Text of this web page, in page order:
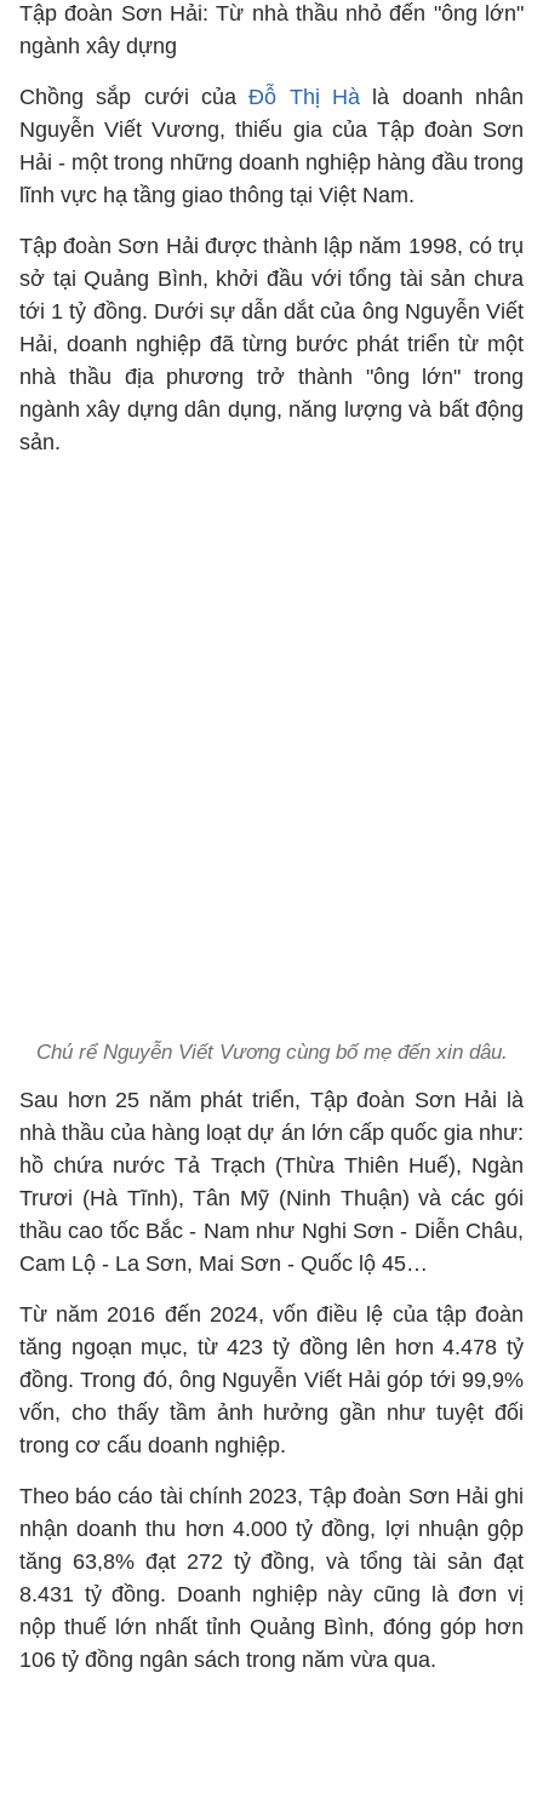
Tập đoàn Sơn Hải: Từ nhà thầu nhỏ đến "ông lớn"
ngành xây dựng
Chồng sắp cưới củaĐỗ Thị Hà là doanh nhân
Nguyễn Viết Vương, thiếu gia của Tập đoàn Sơn
Hải - một trong những doanh nghiệp hàng đầu trong
lĩnh vực hạ tầng giao thông tại Việt Nam.
Tập đoàn Sơn Hải được thành lập năm 1998, có trụ
sở tại Quảng Bình, khởi đầu với tổng tài sản chưa
tới 1 tỷ đồng. Dưới sự dẫn dắt của ông Nguyễn Viết
Hải, doanh nghiệp đã từng bước phát triển từ một
nhà thầu địa phương trở thành "ông lớn" trong
ngành xây dựng dân dụng, năng lượng và bất động
sản.
Chú rể Nguyễn Viết Vương cùng bố mẹ đến xin dâu.
Sau hơn 25 năm phát triển, Tập đoàn Sơn Hải là
nhà thầu của hàng loạt dự án lớn cấp quốc gia như:
hồ chứa nước Tả Trạch (Thừa Thiên Huế), Ngàn
Trươi (Hà Tĩnh), Tân Mỹ (Ninh Thuận) và các gói
thầu cao tốc Bắc - Nam như Nghi Sơn - Diễn Châu,
Cam Lộ - La Sơn, Mai Sơn - Quốc lộ 45…
Từ năm 2016 đến 2024, vốn điều lệ của tập đoàn
tăng ngoạn mục, từ 423 tỷ đồng lên hơn 4.478 tỷ
đồng. Trong đó, ông Nguyễn Viết Hải góp tới 99,9%
vốn, cho thấy tầm ảnh hưởng gần như tuyệt đối
trong cơ cấu doanh nghiệp.
Theo báo cáo tài chính 2023, Tập đoàn Sơn Hải ghi
nhận doanh thu hơn 4.000 tỷ đồng, lợi nhuận gộp
tăng 63,8% đạt 272 tỷ đồng, và tổng tài sản đạt
8.431 tỷ đồng. Doanh nghiệp này cũng là đơn vị
nộp thuế lớn nhất tỉnh Quảng Bình, đóng góp hơn
106 tỷ đồng ngân sách trong năm vừa qua.